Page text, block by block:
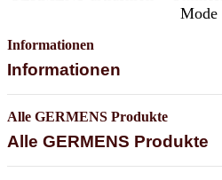
Mode
Informationen
Informationen
Alle GERMENS Produkte
Alle GERMENS Produkte